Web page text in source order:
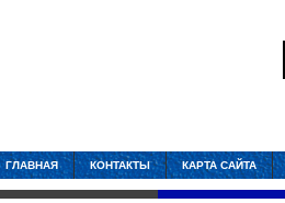
ГЛАВНАЯ КОНТАКТЫ КАРТА САЙТА